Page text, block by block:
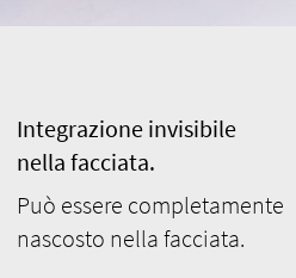
Integrazione invisibile
nella facciata.
Può essere completamente
nascosto nella facciata.